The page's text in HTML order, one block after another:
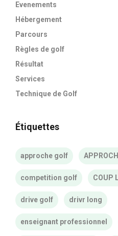
Evenements
Hébergement
Parcours
Règles de golf
Résultat
Services
Technique de Golf
Étiquettes
approche golf
competition golf COUP
drive golf drivr long
enseignant professionnel